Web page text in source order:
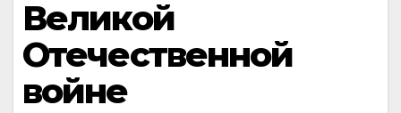
Великой
Отечественной
войне